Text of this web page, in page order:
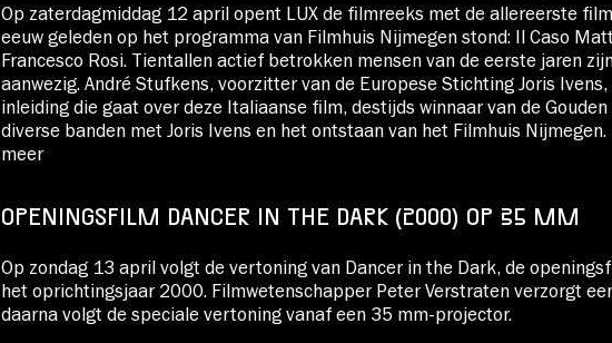
Op zaterdagmiddag 12 april opent LUX de filmreeks met de allereerste
eeuw geleden op het programma van Filmhuis Nijmegen stond: Il Caso
Francesco Rosi. Tientallen actief betrokken mensen van de eerste jaren
aanwezig. André Stufkens, voorzitter van de Europese Stichting Joris
inleiding die gaat over deze Italiaanse film, destijds winnaar van de Gouden
diverse banden met Joris Ivens en het ontstaan van het Filmhuis Nijmegen.
meer
OPENINGSFILM DANCER IN THE DARK (2000) OP 35 MM
Op zondag 13 april volgt de vertoning van Dancer in the Dark, de
het oprichtingsjaar 2000. Filmwetenschapper Peter Verstraten verzorgt
daarna volgt de speciale vertoning vanaf een 35 mm-projector.